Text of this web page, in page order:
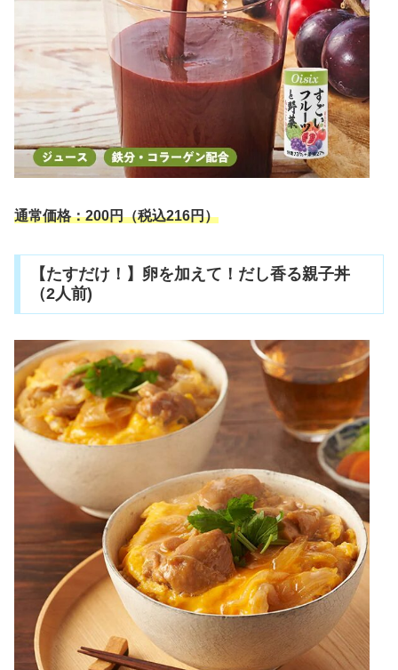
通常価格：200円（税込216円）
【たすだけ！】卵を加えて！だし香る親子丼
（2人前)